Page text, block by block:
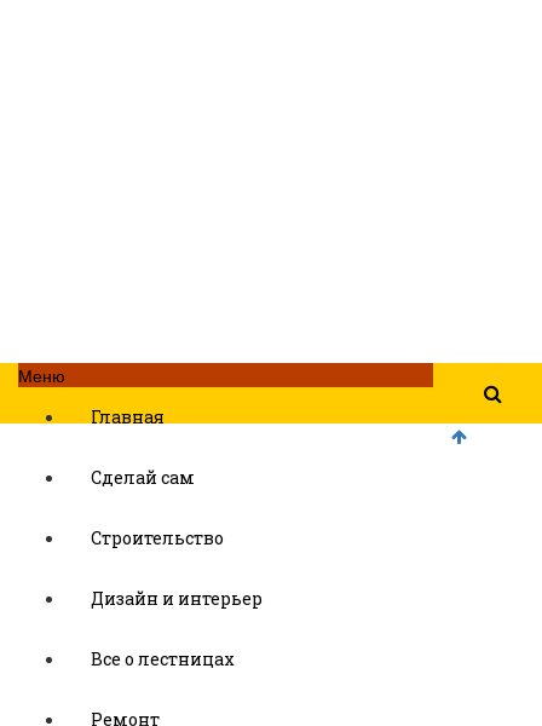
Меню
Главная
Сделай сам
Строительство
Дизайн и интерьер
Все о лестницах
Ремонт